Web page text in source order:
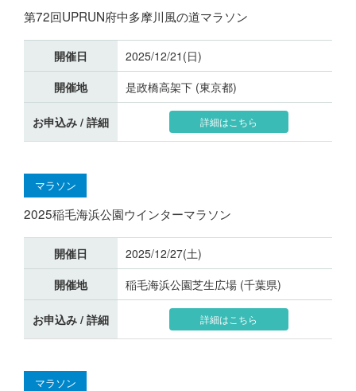
第72回UPRUN府中多摩川風の道マラソン
開催日
2025/12/21(日)
開催地
是政橋高架下 (東京都)
お申込み / 詳細 詳細はこちら
マラソン
2025稲毛海浜公園ウインターマラソン
開催日
2025/12/27(土)
開催地
稲毛海浜公園芝生広場 (千葉県)
お申込み / 詳細 詳細はこちら
マラソン